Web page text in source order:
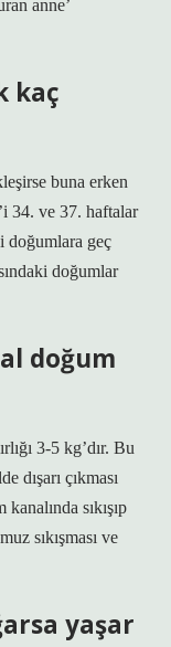
anne’
kaç
buna erken
34. ve 37. haftalar
doğumlara geç
doğumlar
doğum
3-5 kg’dır. Bu
dışarı çıkması
sıkışıp
sıkışması ve
yaşar